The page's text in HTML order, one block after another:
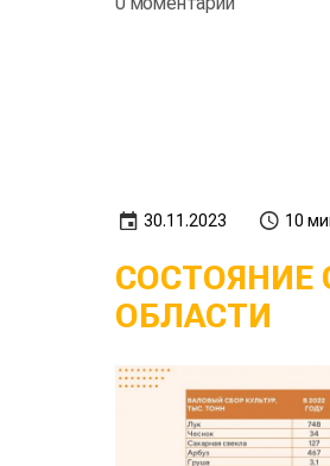
30.11.2023 10
СОСТОЯНИЕ
ОБЛАСТИ